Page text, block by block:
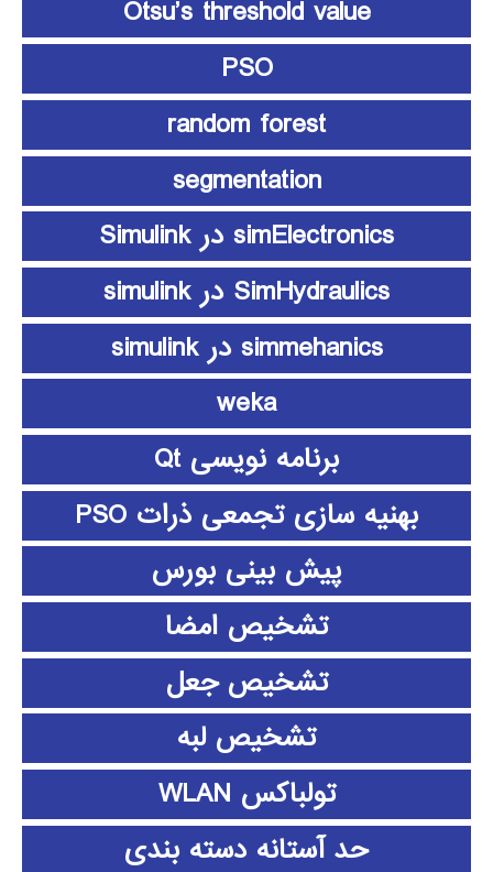
Otsu’s threshold value
PSO
random forest
segmentation
simElectronics در Simulink
SimHydraulics در simulink
simmehanics در simulink
weka
برنامه نویسی Qt
بهنیه سازی تجمعی ذرات PSO
پیش بینی بورس
تشخیص امضا
تشخیص جعل
تشخیص لبه
تولباکس WLAN
حد آستانه دسته بندی